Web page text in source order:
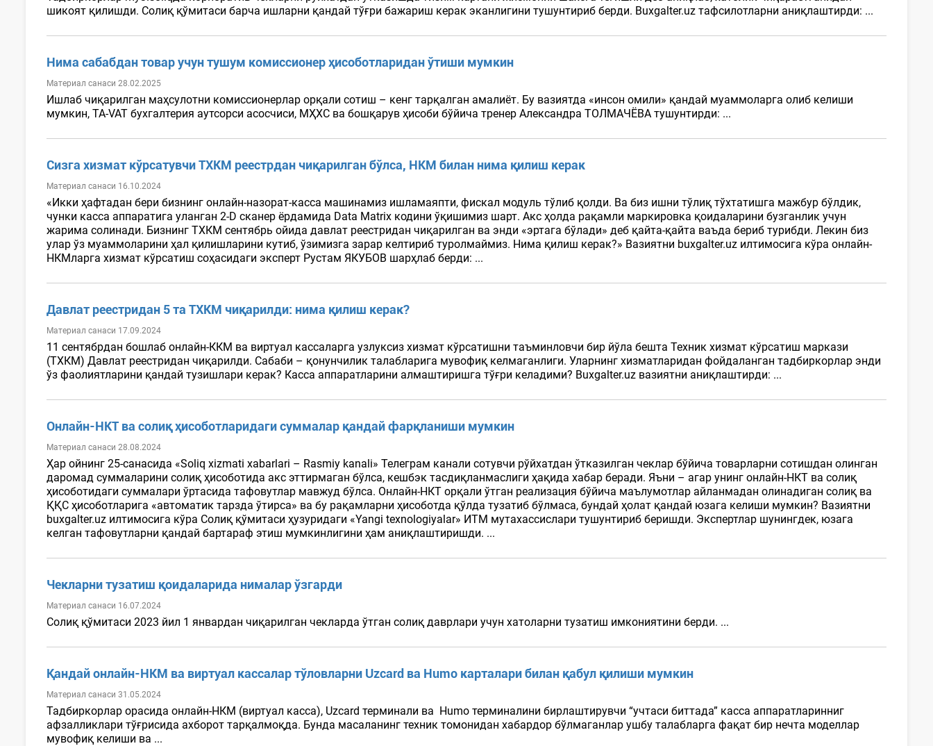
шикоят қилишди. Солиқ қўмитаси барча ишларни қандай тўғри бажариш керак эканлигини тушунтириб берди. Buxgalter.uz тафсилотларни аниқлаштирди: ...
Нима сабабдан товар учун тушум комиссионер ҳисоботларидан ўтиши мумкин
Материал санаси 28.02.2025
Ишлаб чиқарилган маҳсулотни комиссионерлар орқали сотиш – кенг тарқалган амалиёт. Бу вазиятда «инсон омили» қандай муаммоларга олиб келиши
мумкин, TA-VAT бухгалтерия аутсорси асосчиси, МҲХС ва бошқарув ҳисоби бўйича тренер Александра ТОЛМАЧЁВА тушунтирди: ...
Сизга хизмат кўрсатувчи ТХКМ реестрдан чиқарилган бўлса, НКМ билан нима қилиш керак
Материал санаси 16.10.2024
«Икки ҳафтадан бери бизнинг онлайн-назорат-касса машинамиз ишламаяпти, фискал модуль тўлиб қолди. Ва биз ишни тўлиқ тўхтатишга мажбур бўлдик,
чунки касса аппаратига уланган 2-D сканер ёрдамида Data Matrix кодини ўқишимиз шарт. Акс ҳолда рақамли маркировка қоидаларини бузганлик учун
жарима солинади. Бизнинг ТХКМ сентябрь ойида давлат реестридан чиқарилган ва энди «эртага бўлади» деб қайта-қайта ваъда бериб турибди. Лекин биз
улар ўз муаммоларини ҳал қилишларини кутиб, ўзимизга зарар келтириб туролмаймиз. Нима қилиш керак?» Вазиятни buxgalter.uz илтимосига кўра онлайн-
НКМларга хизмат кўрсатиш соҳасидаги эксперт Рустам ЯКУБОВ шарҳлаб берди: ...
Давлат реестридан 5 та ТХКМ чиқарилди: нима қилиш керак?
Материал санаси 17.09.2024
11 сентябрдан бошлаб онлайн-ККМ ва виртуал кассаларга узлуксиз хизмат кўрсатишни таъминловчи бир йўла бешта Техник хизмат кўрсатиш маркази
(ТХКМ) Давлат реестридан чиқарилди. Сабаби – қонунчилик талабларига мувофиқ келмаганлиги. Уларнинг хизматларидан фойдаланган тадбиркорлар энди
ўз фаолиятларини қандай тузишлари керак? Касса аппаратларини алмаштиришга тўғри келадими? Buxgalter.uz вазиятни аниқлаштирди: ...
Онлайн-НКТ ва солиқ ҳисоботларидаги суммалар қандай фарқланиши мумкин
Материал санаси 28.08.2024
Ҳар ойнинг 25-санасида «Soliq xizmati xabarlari – Rasmiy kanali» Телеграм канали сотувчи рўйхатдан ўтказилган чеклар бўйича товарларни сотишдан олинган
даромад суммаларини солиқ ҳисоботида акс эттирмаган бўлса, кешбэк тасдиқланмаслиги ҳақида хабар беради. Яъни – агар унинг онлайн-НКТ ва солиқ
ҳисоботидаги суммалари ўртасида тафовутлар мавжуд бўлса. Онлайн-НКТ орқали ўтган реализация бўйича маълумотлар айланмадан олинадиган солиқ ва
ҚҚС ҳисоботларига «автоматик тарзда ўтирса» ва бу рақамларни ҳисоботда қўлда тузатиб бўлмаса, бундай ҳолат қандай юзага келиши мумкин? Вазиятни
buxgalter.uz илтимосига кўра Солиқ қўмитаси ҳузуридаги «Yangi texnologiyalar» ИТМ мутахассислари тушунтириб беришди. Экспертлар шунингдек, юзага
келган тафовутларни қандай бартараф этиш мумкинлигини ҳам аниқлаштиришди. ...
Чекларни тузатиш қоидаларида нималар ўзгарди
Материал санаси 16.07.2024
Солиқ қўмитаси 2023 йил 1 январдан чиқарилган чекларда ўтган солиқ даврлари учун хатоларни тузатиш имкониятини берди. ...
Қандай онлайн-НКМ ва виртуал кассалар тўловларни Uzcard ва Humo карталари билан қабул қилиши мумкин
Материал санаси 31.05.2024
Тадбиркорлар орасида онлайн-НКМ (виртуал касса), Uzcard терминали ва Humo терминалини бирлаштирувчи “учтаси биттада” касса аппаратларинниг
афзалликлари тўғрисида ахборот тарқалмоқда. Бунда масаланинг техник томонидан хабардор бўлмаганлар ушбу талабларга фақат бир нечта моделлар
мувофиқ келиши ва ...